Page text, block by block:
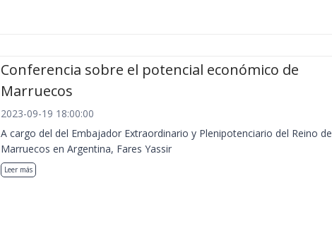
Conferencia sobre el potencial económico de
Marruecos
2023-09-19 18:00:00
A cargo del del Embajador Extraordinario y Plenipotenciario del Reino de
Marruecos en Argentina, Fares Yassir
Leer más